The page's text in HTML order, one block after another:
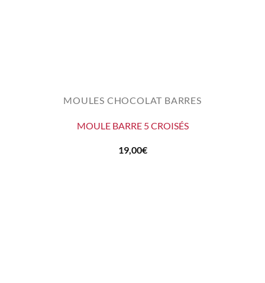
MOULES CHOCOLAT BARRES
MOULE BARRE 5 CROISÉS
19,00€